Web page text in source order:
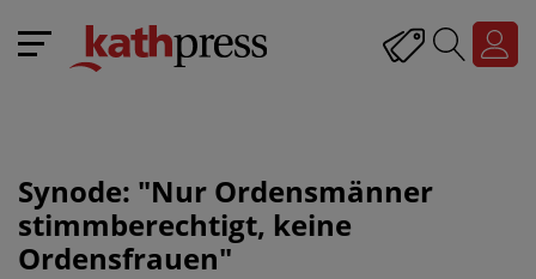
Synode: "Nur Ordensmänner
stimmberechtigt, keine
Ordensfrauen"